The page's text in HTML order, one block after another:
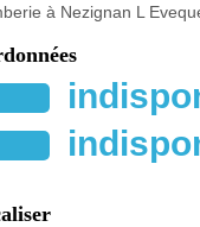
à Nezignan L